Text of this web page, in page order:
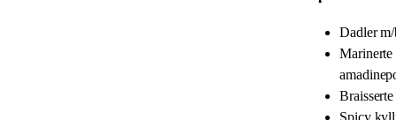
Dadler
Marinerte
Spicy